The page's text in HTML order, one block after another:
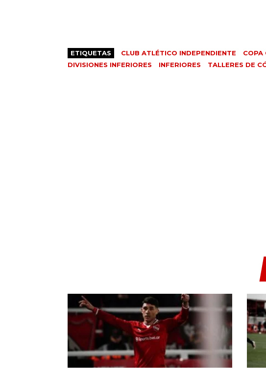
ETIQUETAS CLUB ATLÉTICO INDEPENDIENTE
COPA
DIVISIONES INFERIORES
INFERIORES TALLERES DE